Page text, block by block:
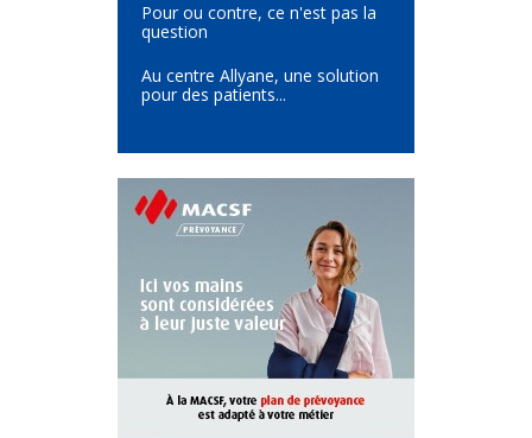
Pour ou contre, ce n'est pas la
question
Au centre Allyane, une solution
pour des patients...